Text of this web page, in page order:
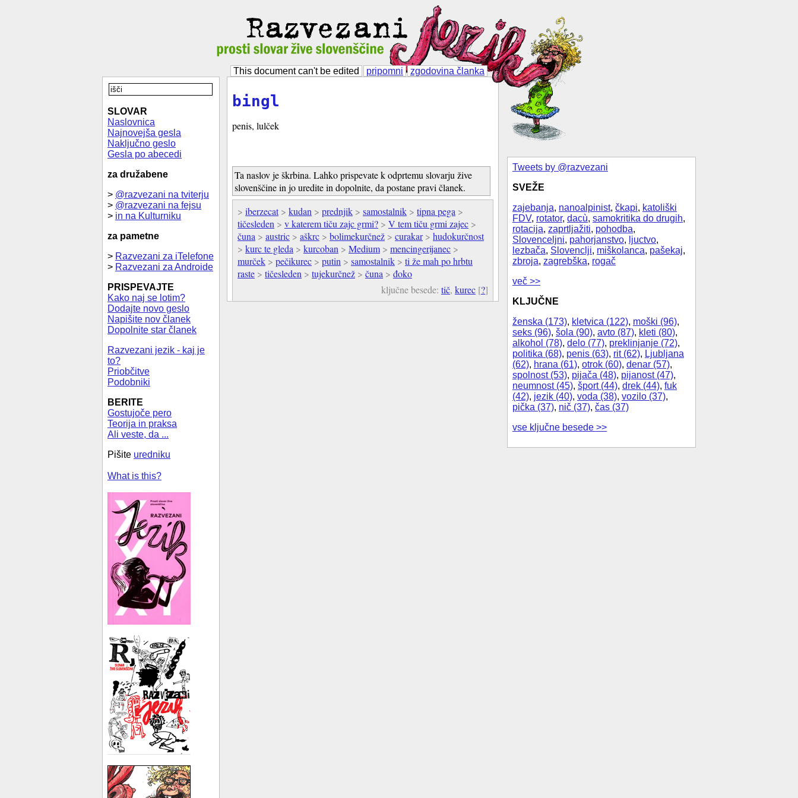
This document can't be edited pripomni zgodovina članka
Tweets by @razvezani
SVEŽE
zajebanja, nanoalpinist, čkapi, katoliški
FDV, rotator, dacù, samokritika do drugih,
rotacija, zaprtljažiti, pohodba,
Slovenceljni, pahorjanstvo, ljuctvo,
lezbača, Slovenclji, miškolanca, pašekaj,
zbroja, zagrebška, rogač
več >>
KLJUČNE
ženska (173), kletvica (122), moški (96),
seks (96), šola (90), avto (87), kleti (80),
alkohol (78), delo (77), preklinjanje (72),
politika (68), penis (63), rit (62), Ljubljana
(62), hrana (61), otrok (60), denar (57),
spolnost (53), pijača (48), pijanost (47),
neumnost (45), šport (44), drek (44), fuk
(42), jezik (40), voda (38), vozilo (37),
pička (37), nič (37), čas (37)
vse ključne besede >>
SLOVAR
Naslovnica
Najnovejša gesla
Naključno geslo
Gesla po abecedi
za družabene
> @razvezani na tviterju
> @razvezani na fejsu
> in na Kulturniku
za pametne
> Razvezani za iTelefone
> Razvezani za Androide
PRISPEVAJTE
Kako naj se lotim?
Dodajte novo geslo
Napišite nov članek
Dopolnite star članek
Razvezani jezik - kaj je
to?
Priobčitve
Podobniki
BERITE
Gostujoče pero
Teorija in praksa
Ali veste, da ...
Pišite uredniku
What is this?
bingl
penis, lulček
Ta naslov je škrbina. Lahko prispevate k odprtemu slovarju žive
slovenščine in jo uredite in dopolnite, da postane pravi članek.
> iberzecat> kudan > prednjik > samostalnik > tipna pega >
tičesleden > v katerem tiču zajc grmi? > V tem tiču grmi zajec >
čuna > austric > aškrc > bolimekurčnež > curakar> hudokurčnost
> kurc te gleda > kurcoban > Medium > mencingerijanec >
murček > pečikurec > putin > samostalnik > ti že mah po hrbtu
raste > tičesleden > tujekurčnež > čuna > đoko
ključne besede: tič, kurec [?]